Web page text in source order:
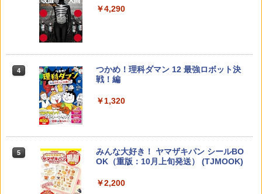
4
「ことばで伝える」ができない子どもた
ち 誰が〈ことばの力〉を育てるのか
￥1,870
5
ゼロからわかる！ みるみる図形に強く
なるマンガ
￥1,430
【くもん出版公式特別セット】くもん出
版(KUMON PUBLISHING) くもんの日本
￥4,046
ンツが1年間使い放題
￥26,980
￥4,290
4
つかめ！理科ダマン 12 最強ロボット決
戦！編
￥1,320
5
みんな大好き！ ヤマザキパン シールBO
OK（重版：10月上旬発送） (TJMOOK)
￥2,200